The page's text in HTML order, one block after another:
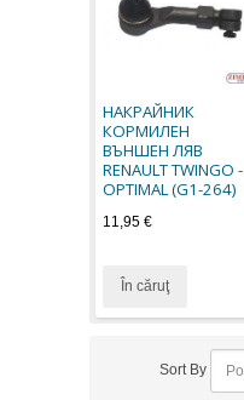
НАКРАЙНИК
КОРМИЛЕН
ВЪНШЕН ЛЯВ
RENAULT TWINGO -
OPTIMAL (G1-264)
11,95 €
În căruţ
Sort By